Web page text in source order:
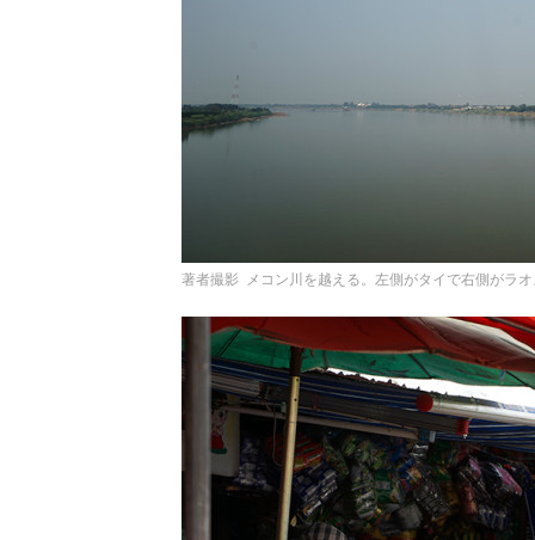
著者撮影 メコン川を越える。左側がタイで右側がラオ